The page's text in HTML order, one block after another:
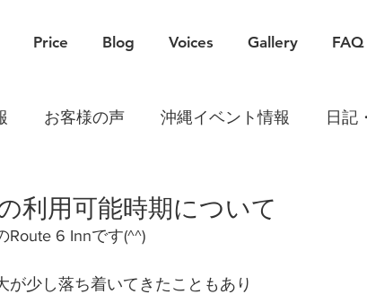
Price Blog Voices Gallery FAQ
お客様の声 沖縄イベント情報 日記
利用可能時期について
Route 6 Innです(^^)
が少し落ち着いてきたこともあり